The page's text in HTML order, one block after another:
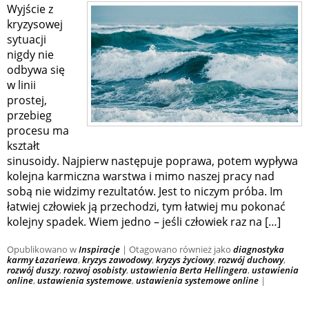
Wyjście z
kryzysowej
sytuacji
nigdy nie
odbywa się
w linii
prostej,
przebieg
procesu ma
kształt
sinusoidy. Najpierw następuje poprawa, potem wypływa
kolejna karmiczna warstwa i mimo naszej pracy nad
sobą nie widzimy rezultatów. Jest to niczym próba. Im
łatwiej człowiek ją przechodzi, tym łatwiej mu pokonać
kolejny spadek. Wiem jedno – jeśli człowiek raz na […]
Opublikowano wInspiracje | Otagowano również jako diagnostyka
karmy Łazariewa,kryzys zawodowy,kryzys życiowy,rozwój duchowy,
rozwój duszy,rozwoj osobisty,ustawienia Berta Hellingera,ustawienia
online,ustawienia systemowe,ustawienia systemowe online |